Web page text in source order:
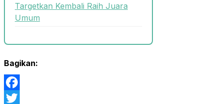
Targetkan Kembali Raih Juara
Umum
Bagikan:
Facebook